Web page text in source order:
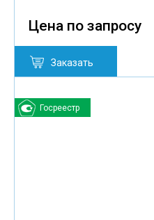
Цена по запросу
Заказать
Госреестр